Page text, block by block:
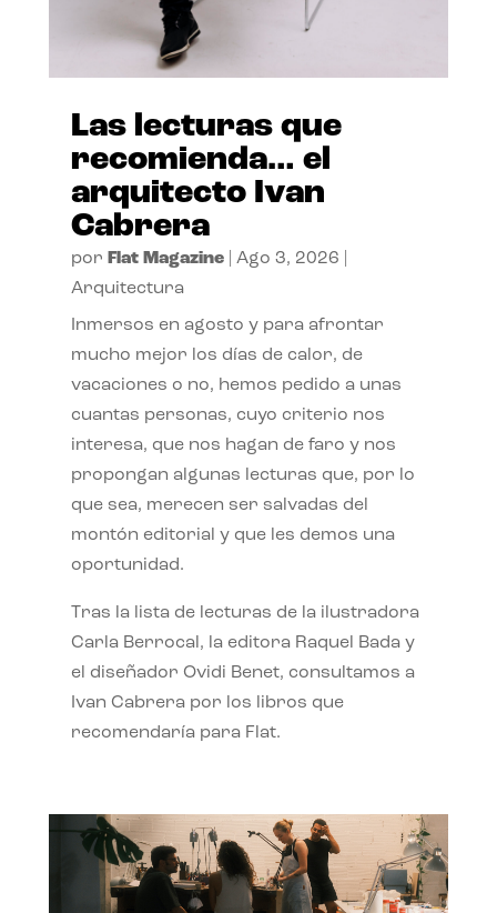
Las lecturas que
recomienda… el
arquitecto Ivan
Cabrera
por Flat Magazine| Ago 3, 2026
Arquitectura
Inmersos en agosto y para afrontar
mucho mejor los días de calor, de
vacaciones o no, hemos pedido a unas
cuantas personas, cuyo criterio nos
interesa, que nos hagan de faro y nos
propongan algunas lecturas que, por lo
que sea, merecen ser salvadas del
montón editorial y que les demos una
oportunidad.
Tras la lista de lecturas de la ilustradora
Carla Berrocal, la editora Raquel Bada y
el diseñador Ovidi Benet, consultamos a
Ivan Cabrera por los libros que
recomendaría para Flat.